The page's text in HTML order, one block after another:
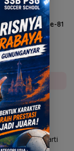
HUT RI ke-81